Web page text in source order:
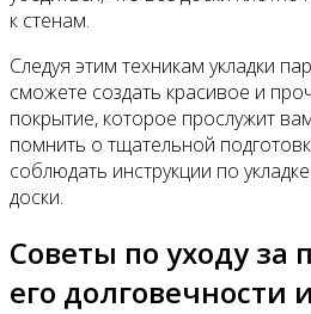
к стенам.
Следуя этим техникам укладки
сможете создать красивое и
покрытие, которое прослужит
помнить о тщательной
соблюдать инструкции по
доски.
Советы по уходу за
его долговечности